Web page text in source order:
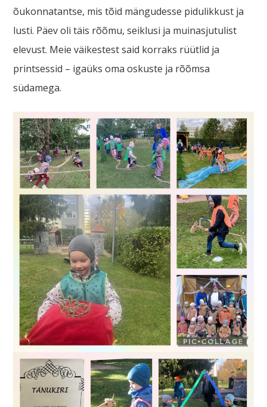
õukonnatantse, mis tõid mängudesse pidulikkust ja
lusti. Päev oli täis rõõmu, seiklusi ja muinasjutulist
elevust. Meie väikestest said korraks rüütlid ja
printsessid – igaüks oma oskuste ja rõõmsa
südamega.